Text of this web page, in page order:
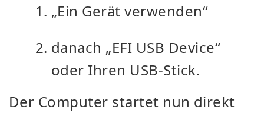
„Ein Gerät verwenden“
danach „EFI USB Device“
oder Ihren USB-Stick.
Der Computer startet nun direkt